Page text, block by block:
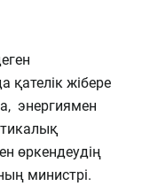
қателік жібере
энергиямен
өркендеудің
министрі.